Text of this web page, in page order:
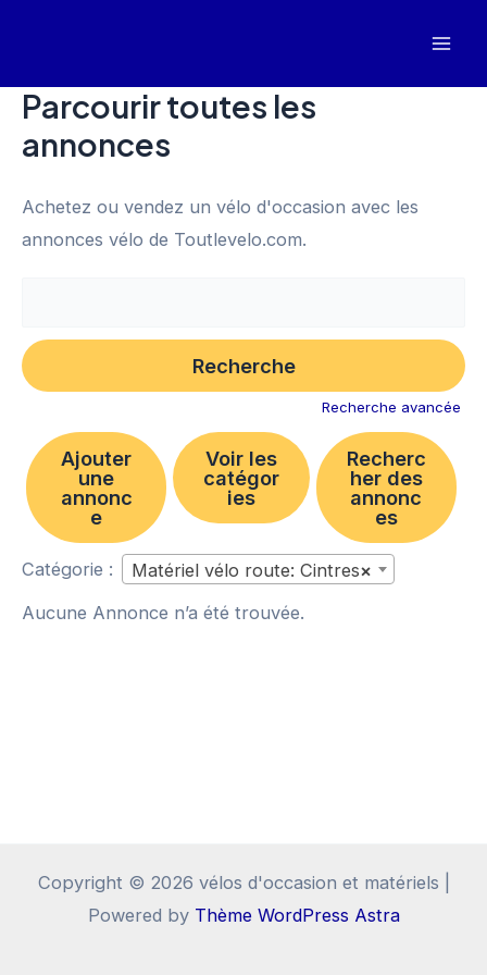
Parcourir toutes les
annonces
Achetez ou vendez un vélo d'occasion avec les
annonces vélo de Toutlevelo.com.
Recherche avancée
Ajouter
une
annonc
e
Voir les
catégor
ies
Recherc
her des
annonc
es
Catégorie : ×
Matériel vélo route: Cintres
Aucune Annonce n’a été trouvée.
Copyright © 2026 vélos d'occasion et matériels |
Powered by Thème WordPress Astra